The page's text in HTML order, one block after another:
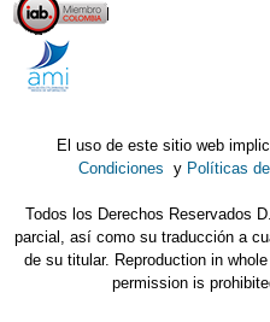
El uso de este sitio web
Condiciones y Políticas
Todos los Derechos Reservados
parcial, así como su traducción a
de su titular. Reproduction in
permission is